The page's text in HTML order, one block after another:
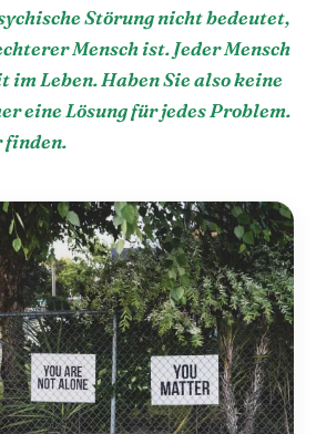
Störung nicht bedeutet,
Mensch ist. Jeder Mensch
im Leben. Haben Sie also keine
eine Lösung für jedes Problem.
finden.